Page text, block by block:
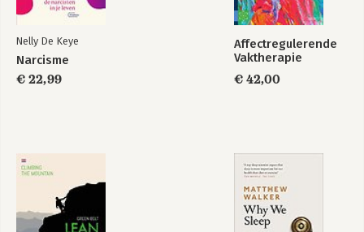
Nelly De Keye
Narcisme
€ 22,99
Affectregulerende
Vaktherapie
€ 42,00